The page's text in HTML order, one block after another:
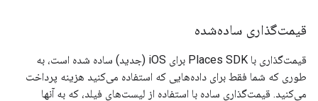
قیمت‌گذاری ساده‌شده
قیمت‌گذاری با Places SDK برای iOS (جدید) ساده شده است، به
طوری که شما فقط برای داده‌هایی که استفاده می‌کنید هزینه پرداخت
می‌کنید. قیمت‌گذاری ساده با استفاده از لیست‌های فیلد، که به آنها